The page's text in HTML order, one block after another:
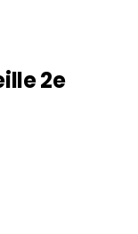
2e